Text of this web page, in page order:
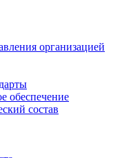
организацией
обеспечение
состав